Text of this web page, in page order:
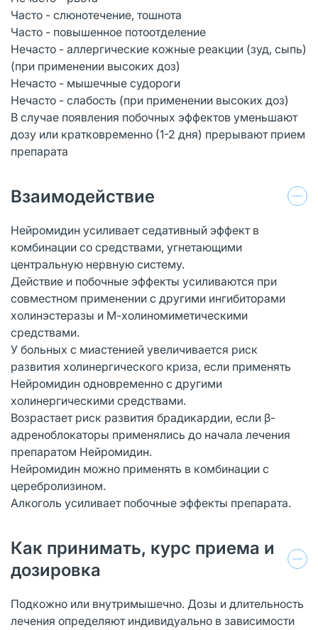
Часто - слюнотечение, тошнота
Часто - повышенное потоотделение
Нечасто - аллергические кожные реакции (зуд, сыпь)
(при применении высоких доз)
Нечасто - мышечные судороги
Нечасто - слабость (при применении высоких доз)
В случае появления побочных эффектов уменьшают
дозу или кратковременно (1-2 дня) прерывают прием
препарата
Взаимодействие
Нейромидин усиливает седативный эффект в
комбинации со средствами, угнетающими
центральную нервную систему.
Действие и побочные эффекты усиливаются при
совместном применении с другими ингибиторами
холинэстеразы и М-холиномиметическими
средствами.
У больных с миастенией увеличивается риск
развития холинергического криза, если применять
Нейромидин одновременно с другими
холинергическими средствами.
Возрастает риск развития брадикардии, если β-
адреноблокаторы применялись до начала лечения
препаратом Нейромидин.
Нейромидин можно применять в комбинации с
церебролизином.
Алкоголь усиливает побочные эффекты препарата.
Как принимать, курс приема и
дозировка
Подкожно или внутримышечно. Дозы и длительность
лечения определяют индивидуально в зависимости